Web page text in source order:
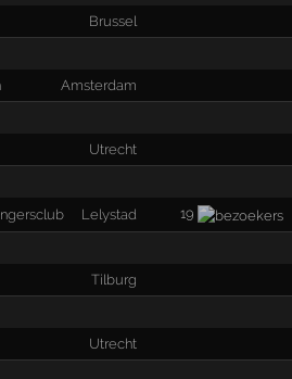
Brussel
Amsterdam
Utrecht
Lelystad 19
Tilburg
Utrecht